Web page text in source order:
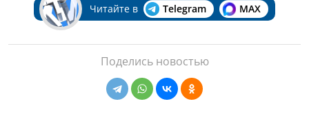
Читайте в Telegram MAX
Поделись новостью